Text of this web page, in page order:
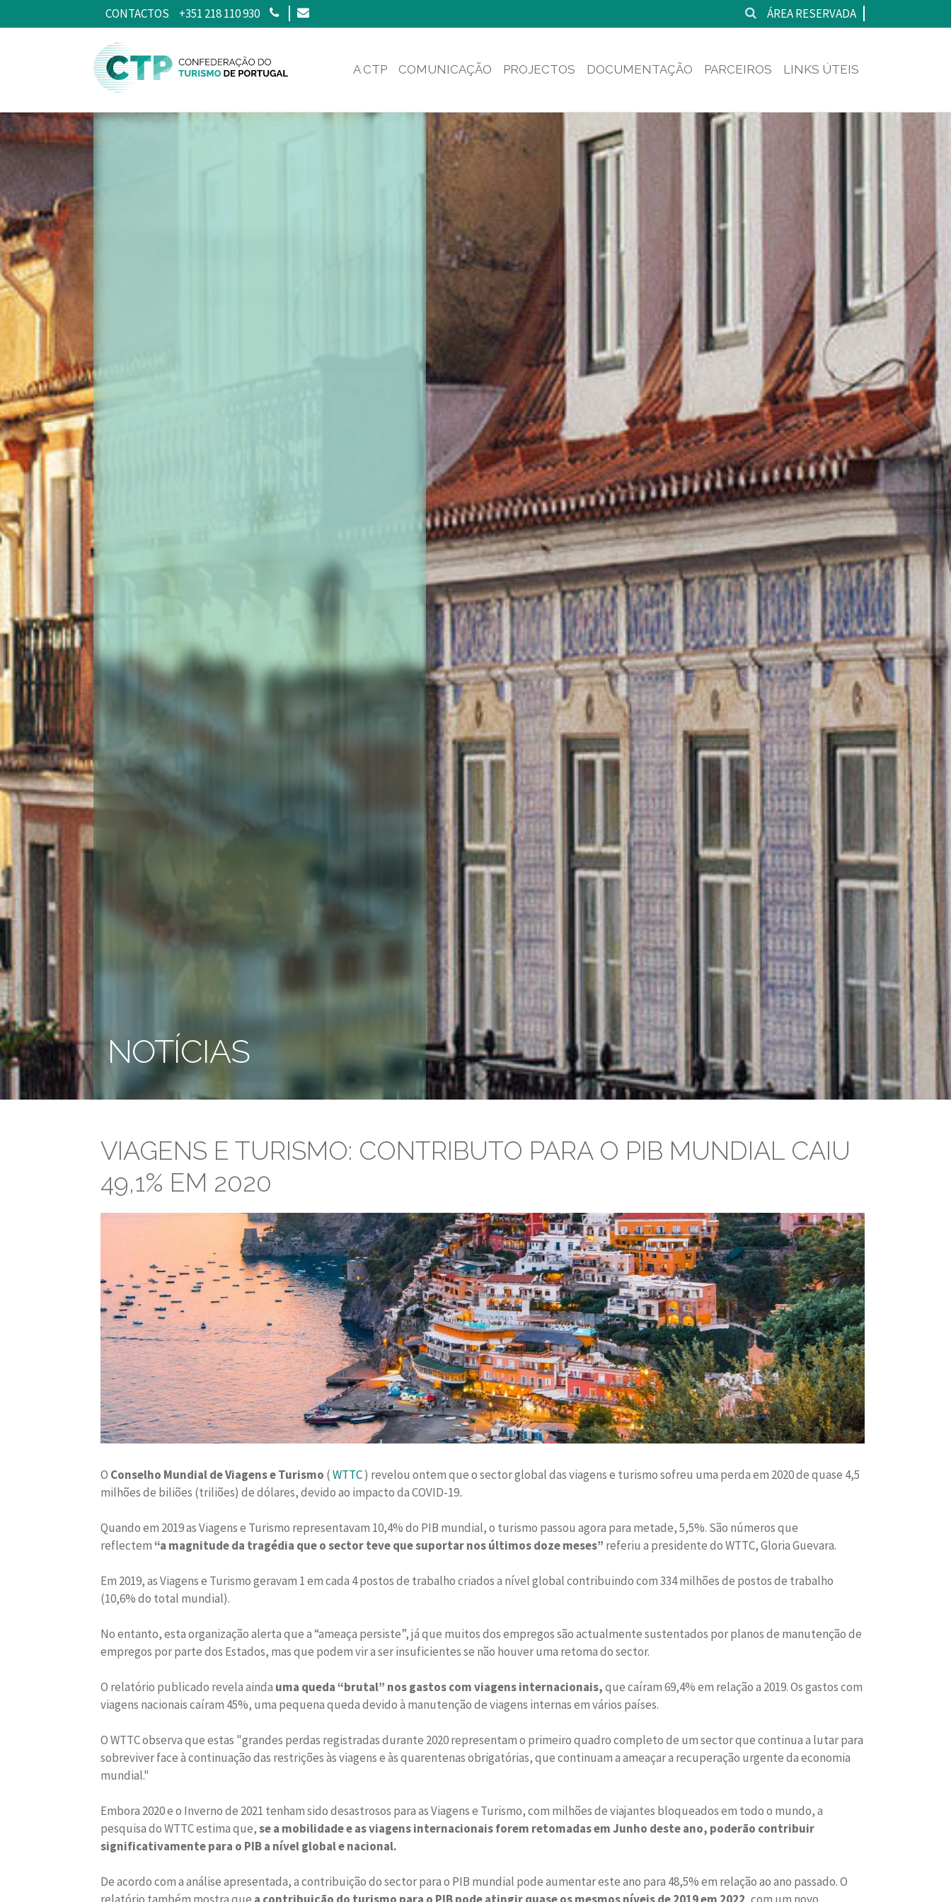
CONTACTOS +351 218 110 930 ÁREA RESERVADA
A CTP COMUNICAÇÃO PROJECTOS DOCUMENTAÇÃO PARCEIROS LINKS ÚTEIS
NOTÍCIAS
VIAGENS E TURISMO: CONTRIBUTO PARA O PIB MUNDIAL CAIU
49,1% EM 2020
O Conselho Mundial de Viagens e Turismo (WTTC) revelou ontem que o sector global das viagens e turismo sofreu uma perda em 2020 de quase 4,5
milhões de biliões (triliões) de dólares, devido ao impacto da COVID-19.
Quando em 2019 as Viagens e Turismo representavam 10,4% do PIB mundial, o turismo passou agora para metade, 5,5%. São números que
reflectem “a magnitude da tragédia que o sector teve que suportar nos últimos doze meses” referiu a presidente do WTTC, Gloria Guevara.
Em 2019, as Viagens e Turismo geravam 1 em cada 4 postos de trabalho criados a nível global contribuindo com 334 milhões de postos de trabalho
(10,6% do total mundial).
No entanto, esta organização alerta que a “ameaça persiste”, já que muitos dos empregos são actualmente sustentados por planos de manutenção de
empregos por parte dos Estados, mas que podem vir a ser insuficientes se não houver uma retoma do sector.
O relatório publicado revela ainda uma queda “brutal” nos gastos com viagens internacionais,que caíram 69,4% em relação a 2019. Os gastos com
viagens nacionais caíram 45%, uma pequena queda devido à manutenção de viagens internas em vários países.
O WTTC observa que estas "grandes perdas registradas durante 2020 representam o primeiro quadro completo de um sector que continua a lutar para
sobreviver face à continuação das restrições às viagens e às quarentenas obrigatórias, que continuam a ameaçar a recuperação urgente da economia
mundial."
Embora 2020 e o Inverno de 2021 tenham sido desastrosos para as Viagens e Turismo, com milhões de viajantes bloqueados em todo o mundo, a
pesquisa do WTTC estima que,se a mobilidade e as viagens internacionais forem retomadas em Junho deste ano, poderão contribuir
significativamente para o PIB a nível global e nacional.
De acordo com a análise apresentada, a contribuição do sector para o PIB mundial pode aumentar este ano para 48,5% em relação ao ano passado. O